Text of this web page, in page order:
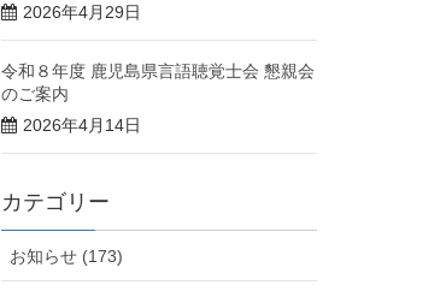
2026年4月29日
令和８年度 鹿児島県言語聴覚士会 懇親会
のご案内
2026年4月14日
カテゴリー
お知らせ (173)